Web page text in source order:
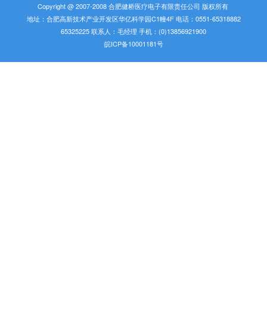
Copyright @ 2007-2008 合肥健桥医疗电子有限责任公司 版权所有
地址：合肥高新技术产业开发区华亿科学园C1幢4F 电话：0551-65318882
65325225 联系人：毛经理 手机：(0)13856921900
皖ICP备10001181号